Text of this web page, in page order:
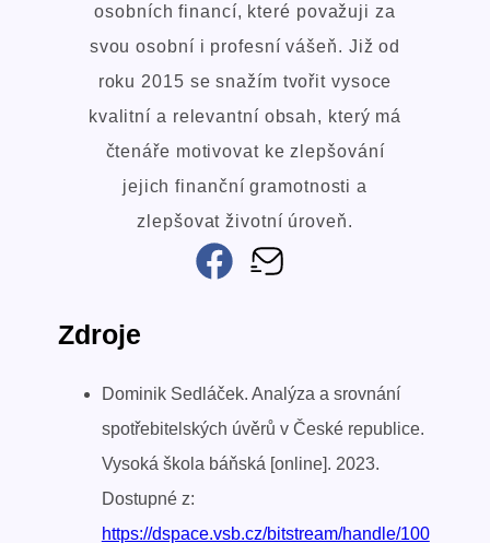
osobních financí, které považuji za
svou osobní i profesní vášeň. Již od
roku 2015 se snažím tvořit vysoce
kvalitní a relevantní obsah, který má
čtenáře motivovat ke zlepšování
jejich finanční gramotnosti a
zlepšovat životní úroveň.
Zdroje
Dominik Sedláček. Analýza a srovnání
spotřebitelských úvěrů v České republice.
Vysoká škola báňská [online]. 2023.
Dostupné z:
https://dspace.vsb.cz/bitstream/handle/100